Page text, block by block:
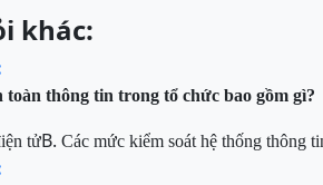
khác:
toàn thông tin trong tổ chức bao gồm gì?
tửB. Các mức kiểm soát hệ thống thông